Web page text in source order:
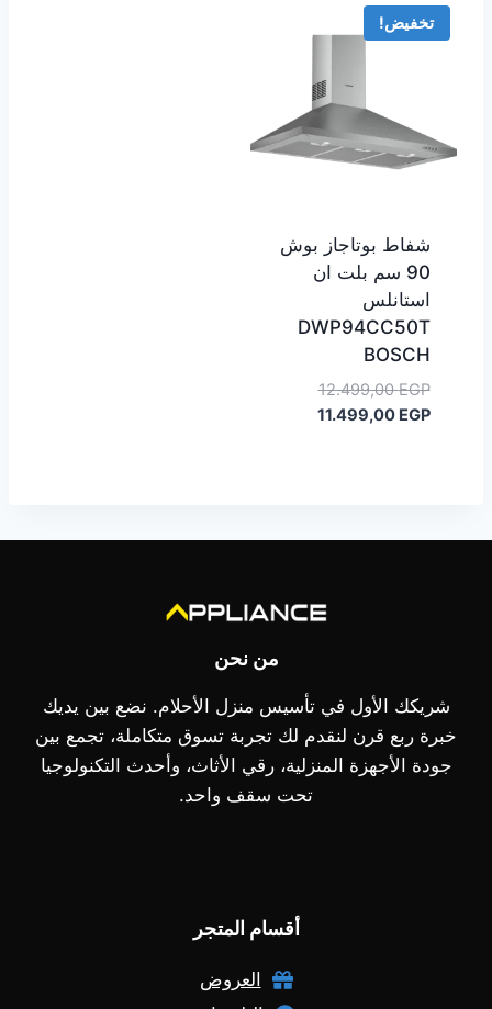
تخفيض!
شفاط بوتاجاز بوش
90 سم بلت ان
استانلس
DWP94CC50T
BOSCH
12.499,00EGP
السعر
الأصلي11.499,00 EGP
السعر
من نحن
شريكك الأول في تأسيس منزل الأحلام. نضع بين يديك
خبرة ربع قرن لنقدم لك تجربة تسوق متكاملة، تجمع بين
جودة الأجهزة المنزلية، رقي الأثاث، وأحدث التكنولوجيا
تحت سقف واحد.
أقسام المتجر
العروض